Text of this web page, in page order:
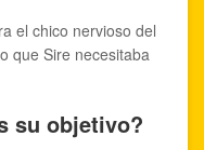
el chico nervioso del
que Sire necesitaba
su objetivo?